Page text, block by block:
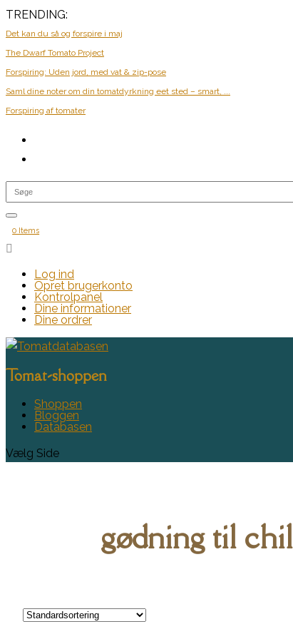
TRENDING:
Det kan du så og forspire i maj
The Dwarf Tomato Project
Forspiring: Uden jord, med vat & zip-pose
Saml dine noter om din tomatdyrkning eet sted – smart, ...
Forspiring af tomater
0 Items

Log ind
Opret brugerkonto
Kontrolpanel
Dine informationer
Dine ordrer
Tomat-shoppen
Shoppen
Bloggen
Databasen
Vælg Side
gødning til